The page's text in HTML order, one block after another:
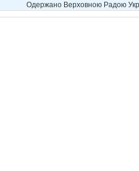
Одержано Верховною Радою